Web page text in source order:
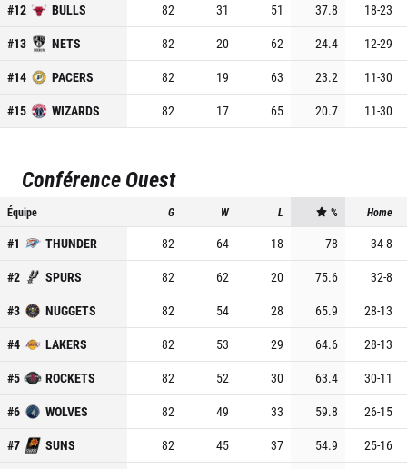
#12 BULLS 82 31 51 37.8 18-23
#13 NETS 82 20 62 24.4 12-29
#14 PACERS 82 19 63 23.2 11-30
#15 WIZARDS 82 17 65 20.7 11-30
Conférence Ouest
Équipe G W L % Home
#1 THUNDER 82 64 18 78 34-8
#2 SPURS 82 62 20 75.6 32-8
#3 NUGGETS 82 54 28 65.9 28-13
#4 LAKERS 82 53 29 64.6 28-13
#5 ROCKETS 82 52 30 63.4 30-11
#6 WOLVES 82 49 33 59.8 26-15
#7 SUNS 82 45 37 54.9 25-16